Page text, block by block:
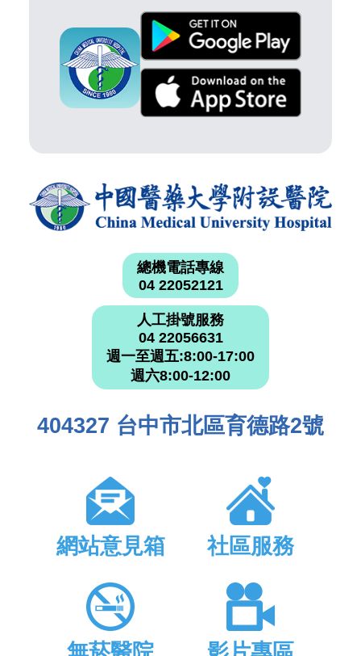
總機電話專線
04 22052121
人工掛號服務
04 22056631
週一至週五:8:00-17:00
週六8:00-12:00
404327 台中市北區育德路2號
網站意見箱 社區服務